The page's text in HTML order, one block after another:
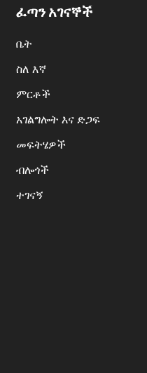
ፈጣን አገናኞች
ቤት
ስለ እኛ
ምርቶች
አገልግሎት እና ድጋፍ
መፍትሄዎች
ብሎጎች
ተገናኝ